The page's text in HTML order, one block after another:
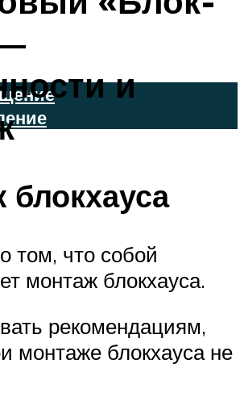
И УТЕПЛЕНИЕ
и
том, что собой
монтаж блокхауса.
рекомендациям,
монтаже блокхауса не